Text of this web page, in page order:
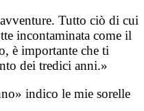
Tutto ciò di cui
incontaminata come il
è importante che ti
dei tredici anni.»
indico le mie sorelle